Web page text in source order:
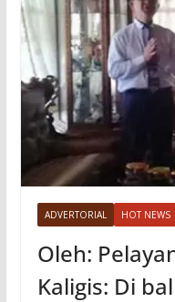
ADVERTORIAL HOT NEWS
Oleh:
Kaligis: Di